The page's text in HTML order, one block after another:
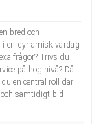
bred och
i en dynamisk vardag
frågor? Trivs du
på hög nivå? Då
en central roll där
samtidigt bid...